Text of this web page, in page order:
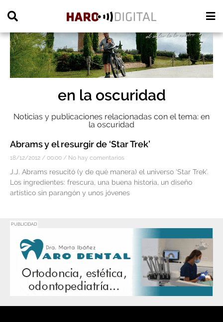
en la oscuridad
Noticias y publicaciones relacionadas con el tema: en
la oscuridad
Abrams y el resurgir de ‘Star Trek’
18/12/2012 00:00 No hay comentarios
J.J. Abrams resucitó (y de qué manera) el universo ‘Star Trek’.
Los ingredientes: frescura, una buena historia, un diseño
artístico sin parangón y unos jóvenes
PUBLICIDAD